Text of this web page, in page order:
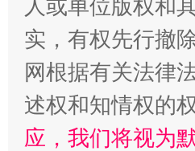
扯下公款旅游的“隐身衣
人或单位版权和
实，有权先行撤
网根据有关法律
述权和知情权的
应，我们将视为